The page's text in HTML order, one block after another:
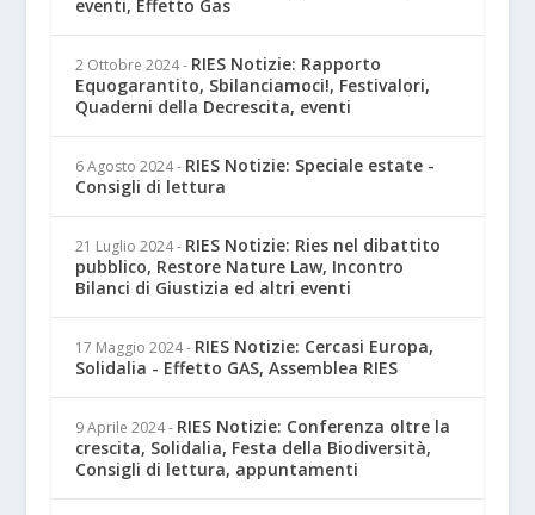
eventi, Effetto Gas
2 Ottobre 2024 - RIES Notizie: Rapporto
Equogarantito, Sbilanciamoci!, Festivalori,
Quaderni della Decrescita, eventi
6 Agosto 2024 - RIES Notizie: Speciale estate -
Consigli di lettura
21 Luglio 2024 - RIES Notizie: Ries nel dibattito
pubblico, Restore Nature Law, Incontro
Bilanci di Giustizia ed altri eventi
17 Maggio 2024 - RIES Notizie: Cercasi Europa,
Solidalia - Effetto GAS, Assemblea RIES
9 Aprile 2024 - RIES Notizie: Conferenza oltre la
crescita, Solidalia, Festa della Biodiversità,
Consigli di lettura, appuntamenti